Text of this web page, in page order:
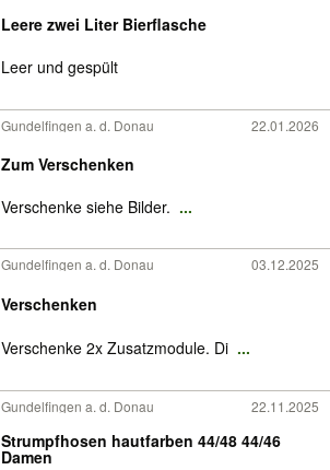
Leere zwei Liter Bierflasche
Leer und gespült
Gundelfingen a. d. Donau 22.01.2026
Zum Verschenken
Verschenke siehe Bilder. ...
Gundelfingen a. d. Donau 03.12.2025
Verschenken
Verschenke 2x Zusatzmodule. Di ...
Gundelfingen a. d. Donau 22.11.2025
Strumpfhosen hautfarben 44/48 44/46
Damen